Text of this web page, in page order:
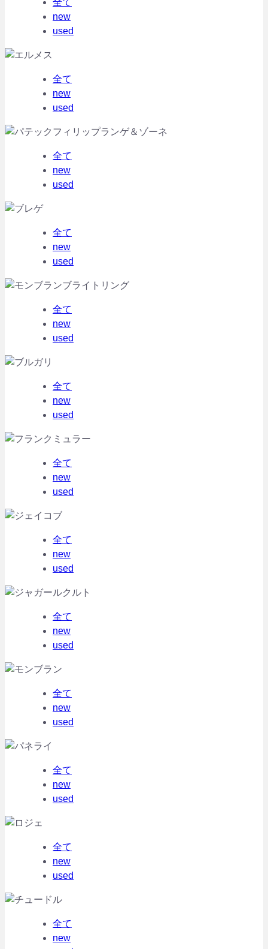
new
used
全て
new
used
全て
new
used
全て
new
used
全て
new
used
全て
new
used
全て
new
used
全て
new
used
全て
new
used
全て
new
used
全て
new
used
全て
new
used
全て
new